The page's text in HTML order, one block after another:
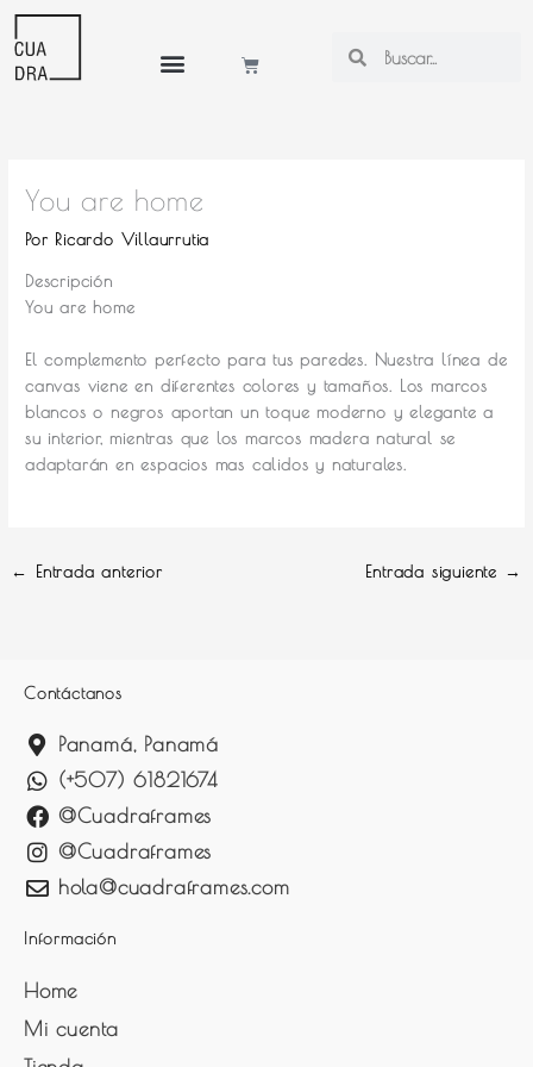
al
contenido
Cart
You are home
Por Ricardo Villaurrutia
Descripción
You are home
El complemento perfecto para tus paredes. Nuestra línea de
canvas viene en diferentes colores y tamaños. Los marcos
blancos o negros aportan un toque moderno y elegante a
su interior, mientras que los marcos madera natural se
adaptarán en espacios mas calidos y naturales.
← Entrada anterior Entrada siguiente →
Contáctanos
Panamá, Panamá
(+507) 61821674
@Cuadraframes
@Cuadraframes
hola@cuadraframes.com
Información
Home
Mi cuenta